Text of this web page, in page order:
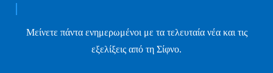
Μείνετε πάντα ενημερωμένοι με τα τελευταία νέα και τις
εξελίξεις από τη Σίφνο.